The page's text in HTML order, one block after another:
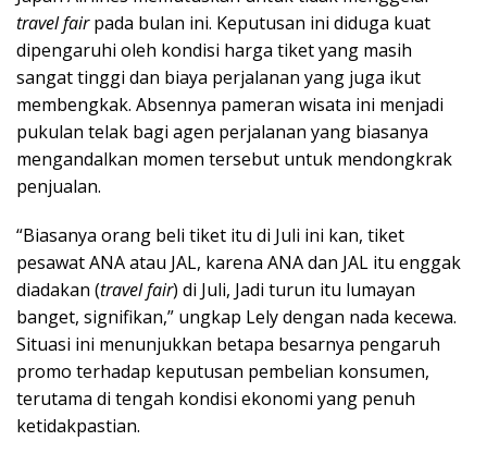
travel fairpada bulan ini. Keputusan ini diduga kuat
dipengaruhi oleh kondisi harga tiket yang masih
sangat tinggi dan biaya perjalanan yang juga ikut
membengkak. Absennya pameran wisata ini menjadi
pukulan telak bagi agen perjalanan yang biasanya
mengandalkan momen tersebut untuk mendongkrak
penjualan.
“Biasanya orang beli tiket itu di Juli ini kan, tiket
pesawat ANA atau JAL, karena ANA dan JAL itu enggak
diadakan (travel fair) di Juli, Jadi turun itu lumayan
banget, signifikan,” ungkap Lely dengan nada kecewa.
Situasi ini menunjukkan betapa besarnya pengaruh
promo terhadap keputusan pembelian konsumen,
terutama di tengah kondisi ekonomi yang penuh
ketidakpastian.